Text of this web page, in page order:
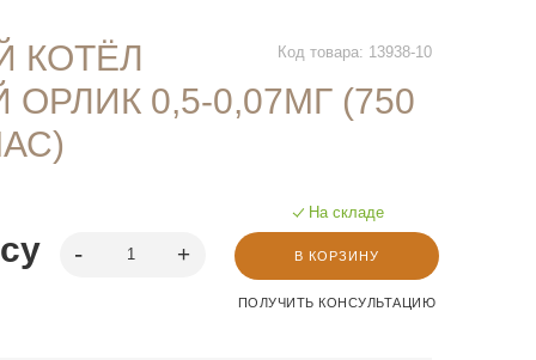
Код товара: 13938-10
КОТЁЛ
0,5-0,07МГ (750
На складе
В КОРЗИНУ
ПОЛУЧИТЬ КОНСУЛЬТАЦИЮ